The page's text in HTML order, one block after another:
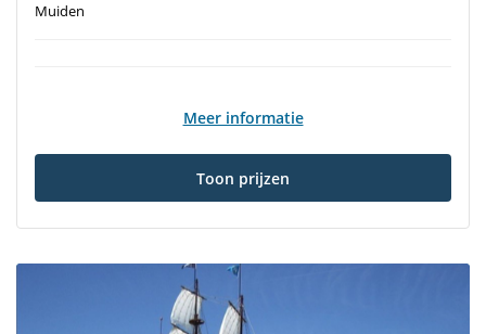
Muiden
Meer informatie
Toon prijzen